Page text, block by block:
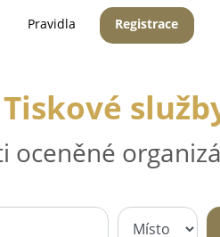
Pravidla Registrace
oceněné